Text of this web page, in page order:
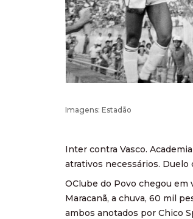
Imagens: Estadão
Inter contra Vasco.
atrativos necessários.
OClube do Povo chegou em
Maracanã, a chuva, 60 mil
ambos anotados por Chico